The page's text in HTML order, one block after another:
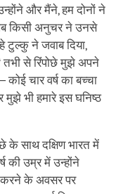
और मैंने, हम दोनों ने
किसी अनुचर ने उनसे
टुल्कु ने जवाब दिया,
तभी से रिंपोछे मुझे अपने
चार वर्ष का बच्चा
मुझे भी हमारे इस घनिष्ठ
के साथ दक्षिण भारत में
की उम्र में उन्होंने
करने के अवसर पर